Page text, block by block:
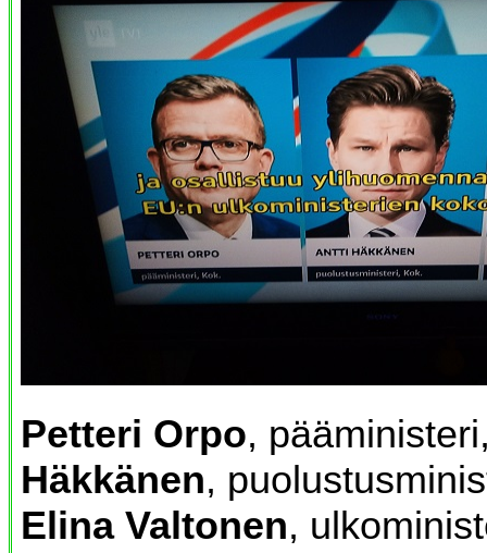
Petteri Orpo,
Häkkänen,
Elina Valtonen,